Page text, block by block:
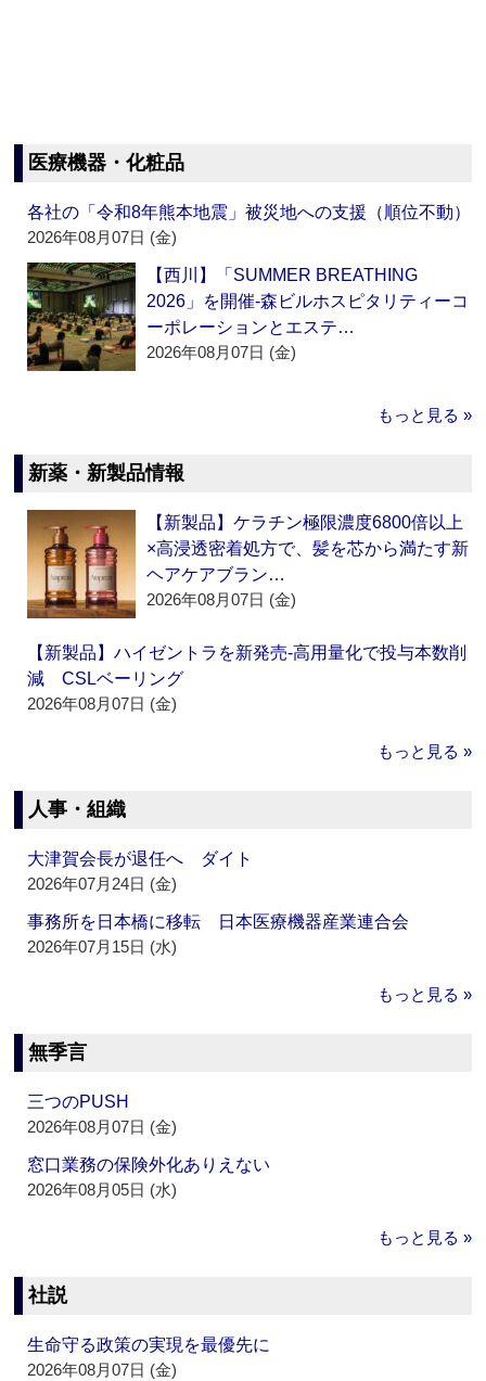
医療機器・化粧品
各社の「令和8年熊本地震」被災地への支援（順位不動）
2026年08月07日 (金)
【西川】「SUMMER BREATHING
2026」を開催‐森ビルホスピタリティーコ
ーポレーションとエステ…
2026年08月07日 (金)
もっと見る »
新薬・新製品情報
【新製品】ケラチン極限濃度6800倍以上
×高浸透密着処方で、髪を芯から満たす新
ヘアケアブラン…
2026年08月07日 (金)
【新製品】ハイゼントラを新発売‐高用量化で投与本数削
減 CSLベーリング
2026年08月07日 (金)
もっと見る »
人事・組織
大津賀会長が退任へ ダイト
2026年07月24日 (金)
事務所を日本橋に移転 日本医療機器産業連合会
2026年07月15日 (水)
もっと見る »
無季言
三つのPUSH
2026年08月07日 (金)
窓口業務の保険外化ありえない
2026年08月05日 (水)
もっと見る »
社説
生命守る政策の実現を最優先に
2026年08月07日 (金)